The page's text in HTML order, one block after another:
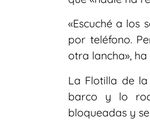
«Escuché a los
por teléfono.
otra lancha»,
La Flotilla de
barco y lo
bloqueadas y